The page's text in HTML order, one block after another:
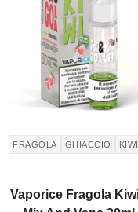
FRAGOLA GHIACCIO KIWI
Vaporice Fragola Kiwi -